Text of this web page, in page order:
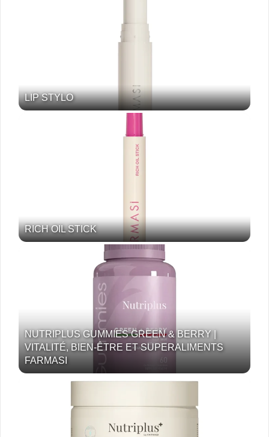
LIP STYLO
RICH OIL STICK
NUTRIPLUS GUMMIES GREEN & BERRY |
VITALITÉ, BIEN-ÊTRE ET SUPERALIMENTS
FARMASI